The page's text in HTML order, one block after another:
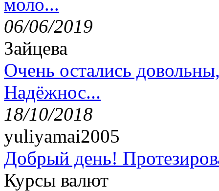
06/06/2019
Зайцева
Очень остались
Надёжнос...
18/10/2018
yuliyamai2005
Добрый день!
Курсы валют